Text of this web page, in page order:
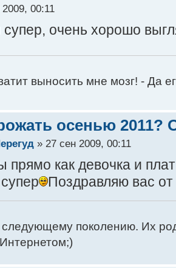
00:11
супер, очень хорошо
выносить мне мозг! - Да
осенью 2011?
» 27 сен 2009, 00:11
прямо как девочка и
Поздравляю вас
поколению. Их